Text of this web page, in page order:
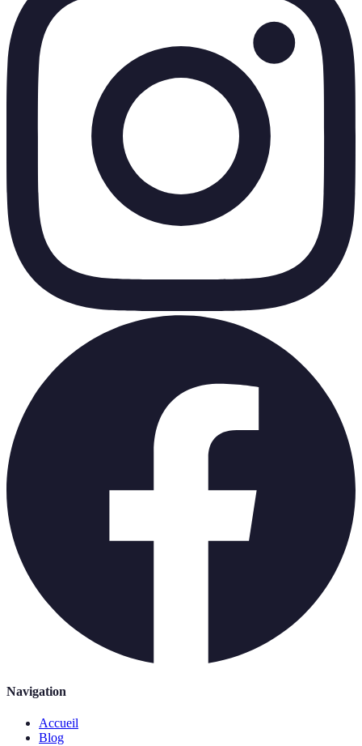
Navigation
Accueil
Blog